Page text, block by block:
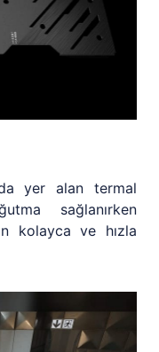
yer alan termal
sağlanırken
kolayca ve hızla